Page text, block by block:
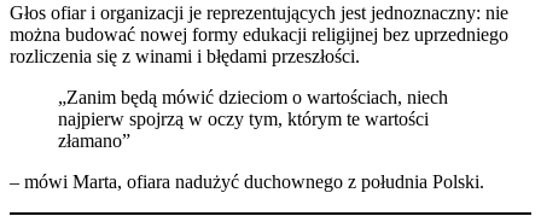
Głos ofiar i organizacji je reprezentujących jest jednoznaczny: nie
można budować nowej formy edukacji religijnej bez uprzedniego
rozliczenia się z winami i błędami przeszłości.
„Zanim będą mówić dzieciom o wartościach, niech
najpierw spojrzą w oczy tym, którym te wartości
złamano”
– mówi Marta, ofiara nadużyć duchownego z południa Polski.